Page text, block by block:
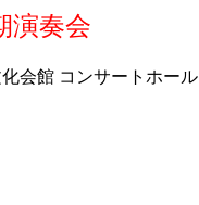
演奏会
会館 コンサートホール